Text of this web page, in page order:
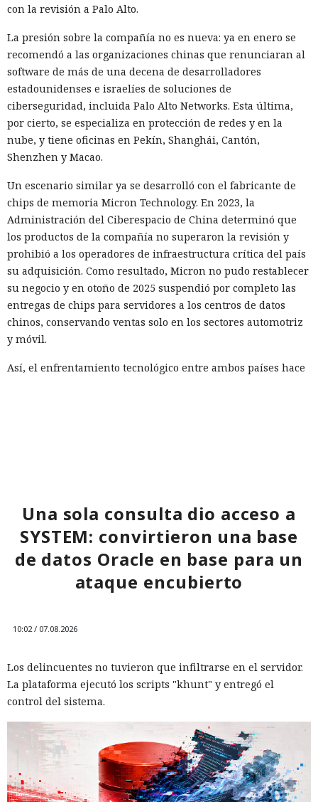
con la revisión a Palo Alto.
La presión sobre la compañía no es nueva: ya en enero se
recomendó a las organizaciones chinas que renunciaran al
software de más de una decena de desarrolladores
estadounidenses e israelíes de soluciones de
ciberseguridad, incluida Palo Alto Networks. Esta última,
por cierto, se especializa en protección de redes y en la
nube, y tiene oficinas en Pekín, Shanghái, Cantón,
Shenzhen y Macao.
Un escenario similar ya se desarrolló con el fabricante de
chips de memoria Micron Technology. En 2023, la
Administración del Ciberespacio de China determinó que
los productos de la compañía no superaron la revisión y
prohibió a los operadores de infraestructura crítica del país
su adquisición. Como resultado, Micron no pudo restablecer
su negocio y en otoño de 2025 suspendió por completo las
entregas de chips para servidores a los centros de datos
chinos, conservando ventas solo en los sectores automotriz
y móvil.
Así, el enfrentamiento tecnológico entre ambos países hace
16.3 pulveriza los récords de
rendimiento.
12:01 / 07.08.2026
RAM y aceleran la compilación 2,3 veces.
Una sola consulta dio acceso a
SYSTEM: convirtieron una base
de datos Oracle en base para un
ataque encubierto
10:02 / 07.08.2026
Los delincuentes no tuvieron que infiltrarse en el servidor.
La plataforma ejecutó los scripts "khunt" y entregó el
control del sistema.